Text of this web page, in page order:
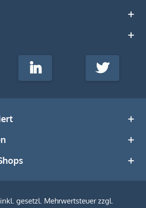
LinkedIn Twitter
gesetzl. Mehrwertsteuer zzgl.